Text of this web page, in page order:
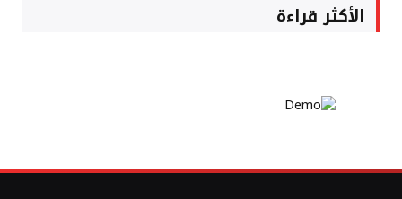
الأكثر قراءة